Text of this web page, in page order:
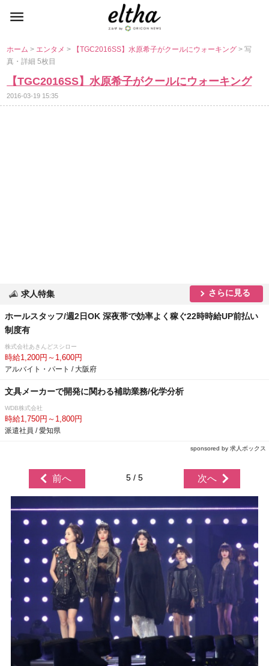
ホーム> エンタメ> 【TGC2016SS】水原希子がクールにウォーキング> 写
真・詳細 5枚目
【TGC2016SS】水原希子がクールにウォーキング
2016-03-19 15:35
求人特集 さらに見る
ホールスタッフ/週2日OK 深夜帯で効率よく稼ぐ22時時給UP前払い
制度有
株式会社あきんどスシロー
時給1,200円～1,600円
アルバイト・パート / 大阪府
文具メーカーで開発に関わる補助業務/化学分析
WDB株式会社
時給1,750円～1,800円
派遣社員 / 愛知県
sponsored by 求人ボックス
前へ 5 / 5 次へ